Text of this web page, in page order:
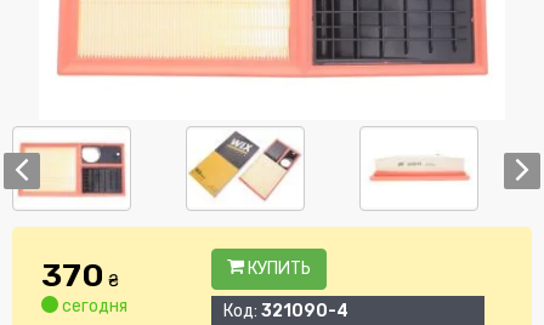
370 ₴
сегодня
КУПИТЬ
Код: 321090-4